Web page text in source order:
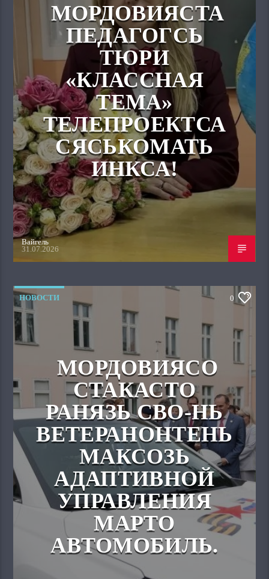
МОРДОВИЯСТА
ПЕДАГОГСЬ
ТЮРИ
«КЛАССНАЯ
ТЕМА»
ТЕЛЕПРОЕКТСА
СЯСЬКОМАТЬ
ИНКСА!
Вайгель
31.07.2026
НОВОСТИ 0
МОРДОВИЯСО
СТАКАСТО
РАНЯЗЬ СВО-НЬ
ВЕТЕРАНОНТЕНЬ
МАКСОЗЬ
АДАПТИВНОЙ
УПРАВЛЕНИЯ
МАРТО
АВТОМОБИЛЬ.